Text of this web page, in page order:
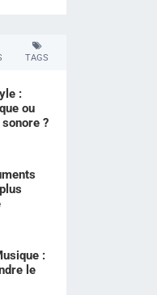
TAGS
:
ou
?
:
le